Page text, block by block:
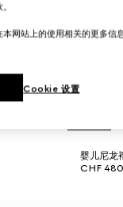
婴儿尼龙
CHF 480
网站上的使用相关的更多信
Cookie 设置